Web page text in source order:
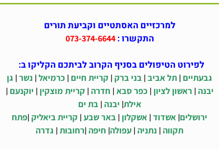
למרכזיים האסתטיים וקביעת תורים
התקשרו : 073-374-6644
לפירוט הטיפולים בסניף הקרוב לביתכם הקליקו ב:
גבעתיים | תל אביב | בני ברק | קריית חיים | כרמיאל | נשר | גן
יבנה | ראשון לציון | כפר סבא | חדרה | קריית מוצקין | יוקנעם |
אילת| יבנה |בת ים
ירושלים| אשדוד | אשקלון | באר שבע | קריית ביאליק |פתח
תקווה | נתניה | עפולה| חיפה |רחובות | גדרה